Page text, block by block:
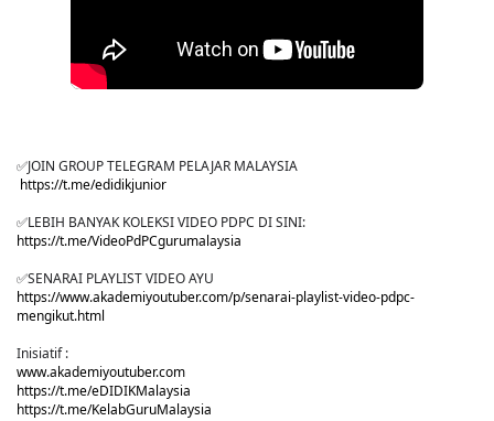
✅JOIN GROUP TELEGRAM PELAJAR MALAYSIA
https://t.me/edidikjunior
✅LEBIH BANYAK KOLEKSI VIDEO PDPC DI SINI:
https://t.me/VideoPdPCgurumalaysia
✅SENARAI PLAYLIST VIDEO AYU
https://www.akademiyoutuber.com/p/senarai-playlist-video-pdpc-
mengikut.html
Inisiatif :
www.akademiyoutuber.com
https://t.me/eDIDIKMalaysia
https://t.me/KelabGuruMalaysia